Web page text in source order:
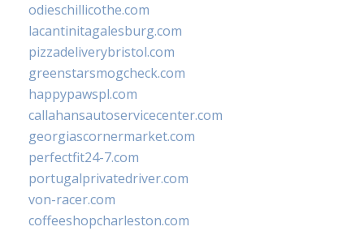
odieschillicothe.com
lacantinitagalesburg.com
pizzadeliverybristol.com
greenstarsmogcheck.com
happypawspl.com
callahansautoservicecenter.com
georgiascornermarket.com
perfectfit24-7.com
portugalprivatedriver.com
von-racer.com
coffeeshopcharleston.com